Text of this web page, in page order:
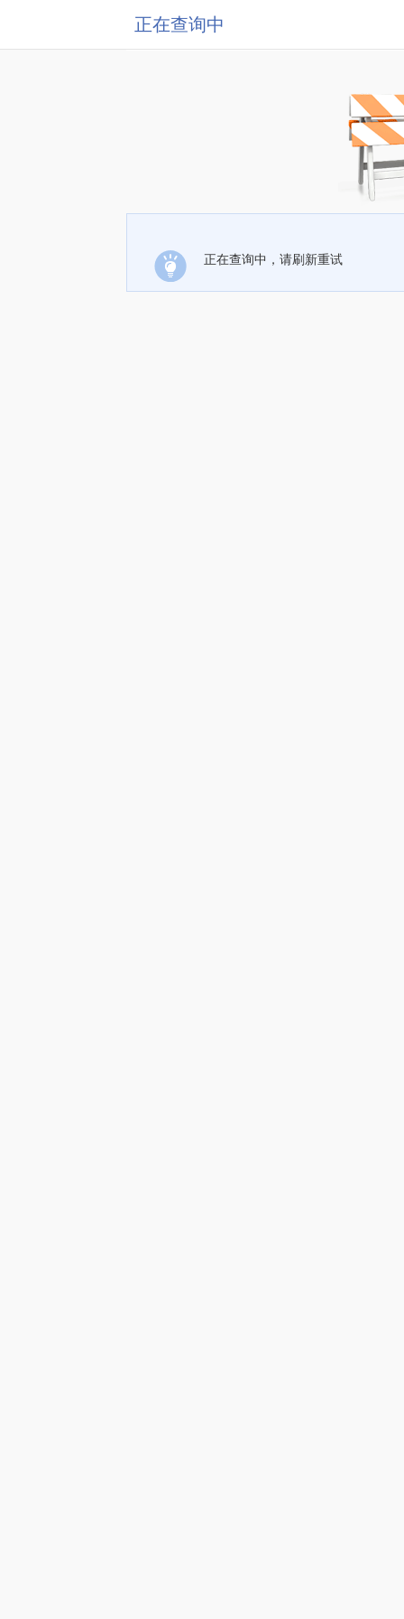
正在查询中
正在查询中，请刷新重试